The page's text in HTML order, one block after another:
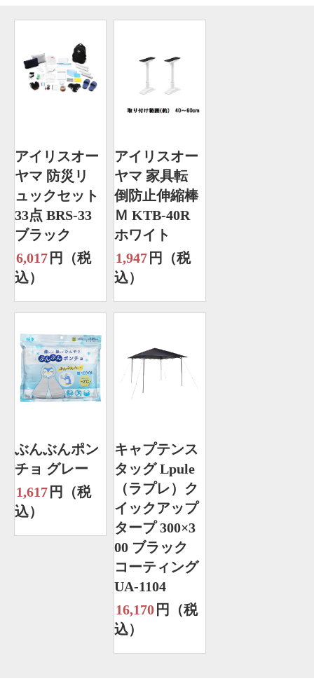
アイリスオー
ヤマ 防災リ
ュックセット
33点 BRS-33
ブラック
6,017 円（税
込）
アイリスオー
ヤマ 家具転
倒防止伸縮棒
Ｍ KTB-40R
ホワイト
1,947 円（税
込）
ぶんぶんポン
チョ グレー
1,617 円（税
込）
キャプテンス
タッグ Lpule
（ラプレ）ク
イックアップ
タープ 300×3
00 ブラック
コーティング
UA-1104
16,170 円（税
込）